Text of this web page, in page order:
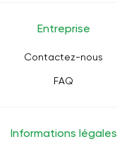
Entreprise
Contactez-nous
FAQ
Informations légales